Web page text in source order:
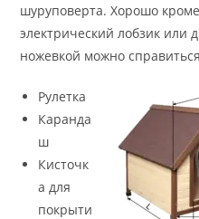
шуруповерта. Хорошо
электрический лобзик или
ножевкой можно
Рулетка
Каранда
ш
Кисточк
а для
покрыти